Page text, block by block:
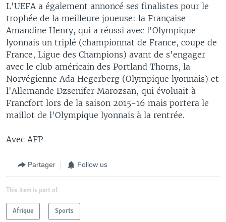
L'UEFA a également annoncé ses finalistes pour le
trophée de la meilleure joueuse: la Française
Amandine Henry, qui a réussi avec l'Olympique
lyonnais un triplé (championnat de France, coupe de
France, Ligue des Champions) avant de s'engager
avec le club américain des Portland Thorns, la
Norvégienne Ada Hegerberg (Olympique lyonnais) et
l'Allemande Dzsenifer Marozsan, qui évoluait à
Francfort lors de la saison 2015-16 mais portera le
maillot de l'Olympique lyonnais à la rentrée.
Avec AFP
Partager Follow us
This item is part of
Afrique Sports